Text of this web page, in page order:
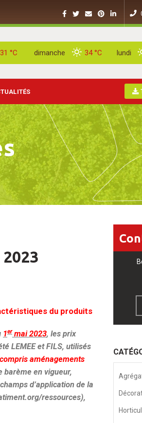
31 °C dimanche 34 °C lundi
du produits
1ermai 2023, les prix
LEMEE et FILS, utilisés
aménagements
barème en vigueur,
d’application de la
ressources),